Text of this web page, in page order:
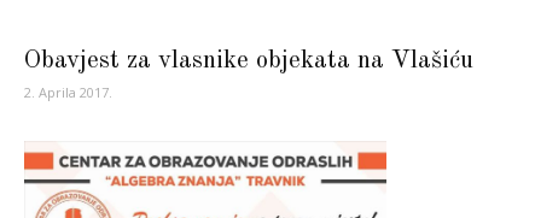
Obavjest za vlasnike objekata na Vlašiću
2. Aprila 2017.